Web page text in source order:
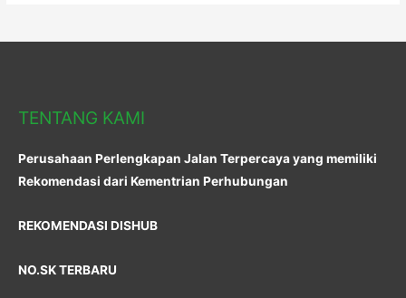
TENTANG KAMI
Perusahaan Perlengkapan Jalan Terpercaya yang memiliki
Rekomendasi dari Kementrian Perhubungan
REKOMENDASI DISHUB
NO.SK TERBARU